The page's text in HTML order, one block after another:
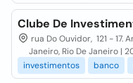
Clube De
rua Do Ouvidor, 121 - 17.
Janeiro, Rio De Janeiro |
investimentos
banco